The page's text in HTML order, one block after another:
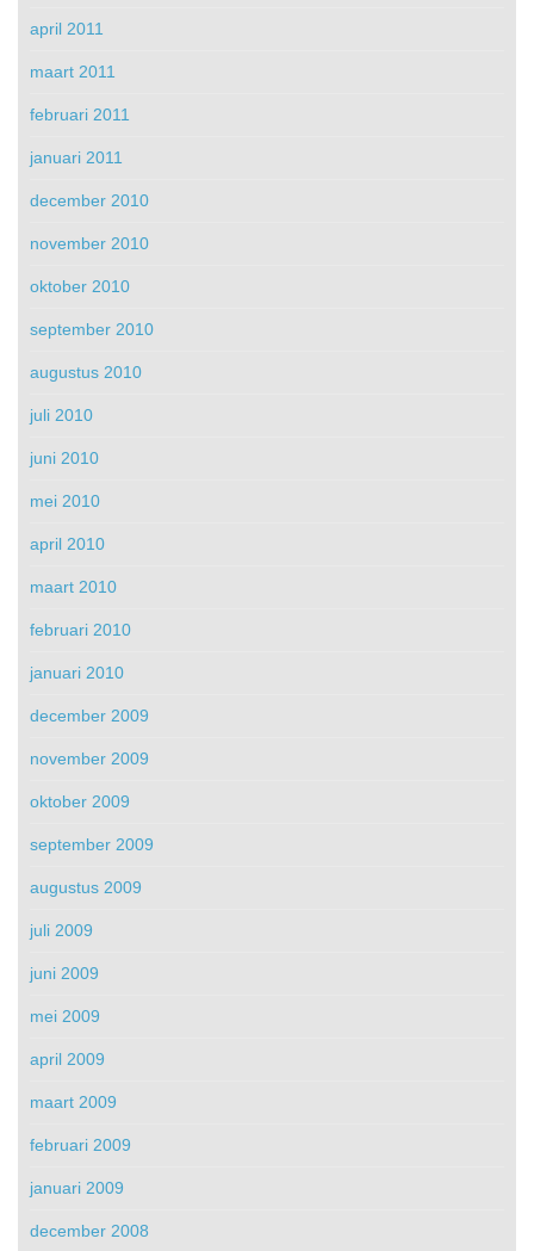
april 2011
maart 2011
februari 2011
januari 2011
december 2010
november 2010
oktober 2010
september 2010
augustus 2010
juli 2010
juni 2010
mei 2010
april 2010
maart 2010
februari 2010
januari 2010
december 2009
november 2009
oktober 2009
september 2009
augustus 2009
juli 2009
juni 2009
mei 2009
april 2009
maart 2009
februari 2009
januari 2009
december 2008